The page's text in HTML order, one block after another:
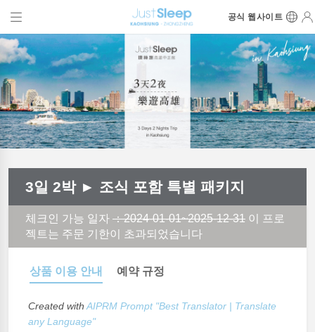
공식 웹사이트
3일 2박 ► 조식 포함 특별 패키지
체크인 가능 일자 ：2024-01-01~2025-12-31 이 프로
젝트는 주문 기한이 초과되었습니다
상품 이용 안내 예약 규정
Created with AIPRM Prompt "Best Translator | Translate
any Language"